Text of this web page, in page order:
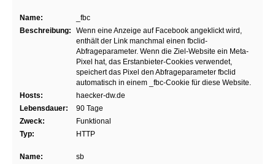
Name:
_fbc
Beschreibung:
Wenn eine Anzeige auf Facebook angeklickt wird,
enthält der Link manchmal einen fbclid-
Abfrageparameter. Wenn die Ziel-Website ein Meta-
Pixel hat, das Erstanbieter-Cookies verwendet,
speichert das Pixel den Abfrageparameter fbclid
automatisch in einem _fbc-Cookie für diese Website.
Hosts:
haecker-dw.de
Lebensdauer:
90 Tage
Zweck:
Funktional
Typ:
HTTP
Name:
sb